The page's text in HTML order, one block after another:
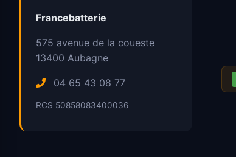
Francebatterie
575 avenue de la coueste
13400 Aubagne
04 65 43 08 77
RCS 50858083400036